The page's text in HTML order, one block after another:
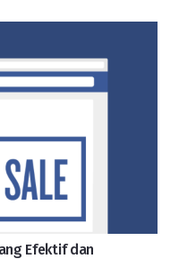
Efektif dan